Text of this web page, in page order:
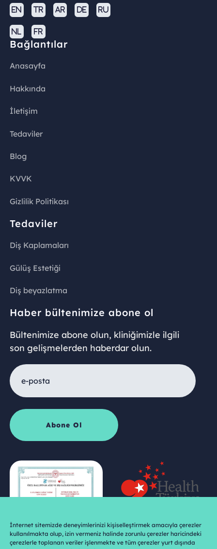
EN TR AR DE RU
NL FR
Bağlantılar
Anasayfa
Hakkında
İletişim
Tedaviler
Blog
KVVK
Gizlilik Politikası
Tedaviler
Diş Kaplamaları
Gülüş Estetiği
Diş beyazlatma
Haber bültenimize abone ol
Bültenimize abone olun, kliniğimizle ilgili
son gelişmelerden haberdar olun.
İnternet sitemizde deneyimlerinizi kişiselleştirmek amacıyla çerezler
kullanılmakta olup, izin vermeniz halinde zorunlu çerezler haricindeki
çerezlerle toplanan veriler işlenmekte ve tüm çerezler yurt dışında